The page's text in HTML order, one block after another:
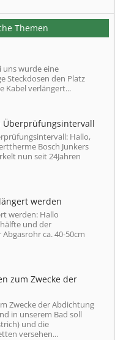
Themen
uns wurde eine
Steckdosen den Platz
Kabel verlängert...
Hallo,
Bosch Junkers
nun seit 24Jahren
werden
werden: Hallo
und der
ca. 40-50cm
zum Zwecke der
Zwecke der Abdichtung
in unserem Bad soll
und die
versehen...